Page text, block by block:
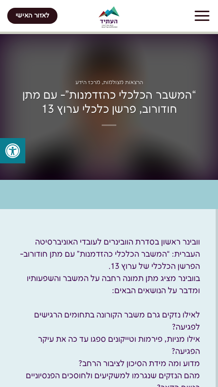
content
לאזור האישי
הרצאות מצולמות,מרכז הידע
“המשבר הכלכלי כהזדמנות”- עם מתן
חודורוב, פרשן כלכלי ערוץ 13
וובינר ראשון בסדרת הוובינרים לעובדי האוניברסיטה
העברית: “המשבר הכלכלי כהזדמנות” עם מתן חודורוב-
הפרשן הכלכלי של ערוץ 13.
בוובינר מציג מתן תמונה רחבה על המשבר והשפעותיו
ומדבר על הנושאים הבאים:
לאילו נזקים גרם משבר הקורונה בתחומים הרגישים
לפגיעה?
אילו מניות, פירמות וטייקונים ספגו עד כה את עיקר
הפגיעה?
מדוע ומה מידת הסיכון לציבור הרחב?
מהם הנזקים שנגרמו למשקיעים ולחוסכים הפנסיוניים